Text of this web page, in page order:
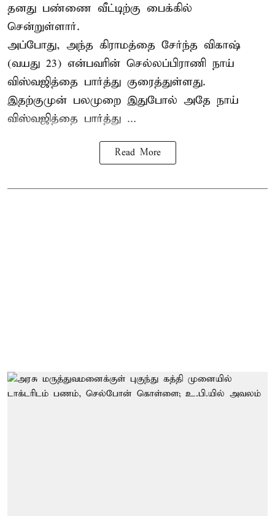
தனது பண்ணை வீட்டிற்கு பைக்கில்
சென்றுள்ளார்.
அப்போது, அந்த கிராமத்தை சேர்ந்த விகாஷ்
(வயது 23) என்பவரின் செல்லப்பிராணி நாய்
விஸ்வஜித்தை பார்த்து குரைத்துள்ளது.
இதற்குமுன் பலமுறை இதுபோல் அதே நாய்
விஸ்வஜித்தை பார்த்து ...
Read More